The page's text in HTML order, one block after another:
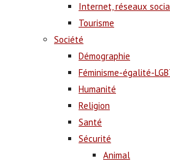
Internet, réseaux
Tourisme
Société
Démographie
Féminisme-égalité-
Humanité
Religion
Santé
Sécurité
Animal